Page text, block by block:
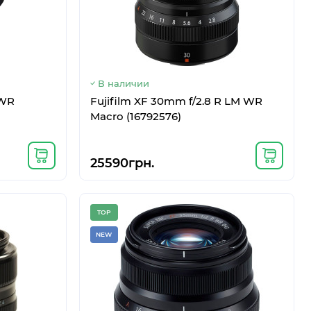
8/256GB
Mystic Gray
В наличии
Fujifilm XF 30mm f/2.8 R LM WR
Macro (16792576)
25590грн.
TOP
NEW